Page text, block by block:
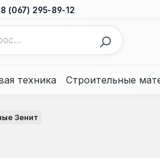
(067) 295-89-12
техника Строительные
Зенит